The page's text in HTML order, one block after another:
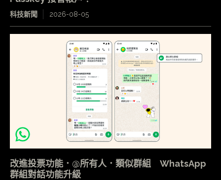
科技新聞 2026-08-05
改進投票功能．@所有人．類似群組 WhatsApp
群組對話功能升級